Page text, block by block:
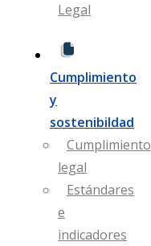
Legal​
Cumplimiento
y
sostenibildad
Cumplimiento
legal
Estándares
e
indicadores